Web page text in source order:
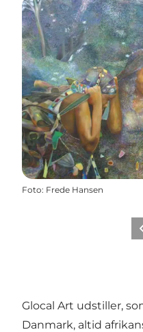
Foto: Frede Hansen
Glocal Art udstiller,
Danmark, altid